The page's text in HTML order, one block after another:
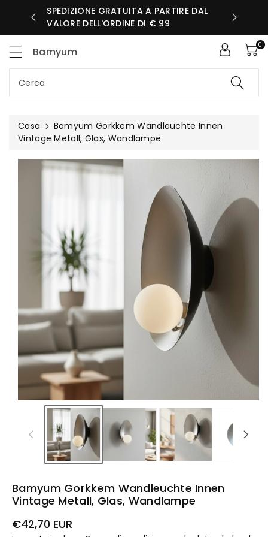
SPEDIZIONE GRATUITA A PARTIRE DAL
VALORE DELL'ORDINE DI € 99
Bamyum
Cerca
0
Casa
Bamyum Gorkkem Wandleuchte Innen
Vintage Metall, Glas, Wandlampe
Bamyum Gorkkem Wandleuchte Innen
Vintage Metall, Glas, Wandlampe
Prezzo
di
€42,70 EUR